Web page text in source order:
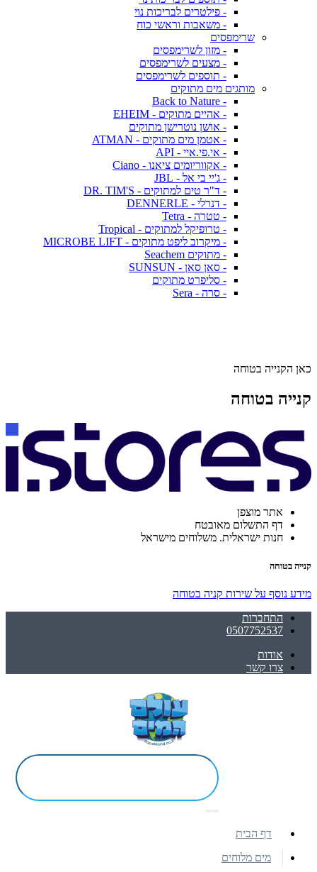
- פילטרים לבריכות נוי
- משאבות וראשי כוח
שרימפסים
- מזון לשרימפסים
- מצעים לשרימפסים
- תוספים לשרימפסים
מותגים מים מתוקים
- Back to Nature
- אהיים מתוקים - EHEIM
- אושן נוטרישן מתוקים
- אטמן מים מתוקים - ATMAN
- אי.פי.איי - API
- אקווריומים ציאנו - Ciano
- ג'יי בי אל - JBL
- ד"ר טים למתוקים - DR. TIM'S
- דנרלי - DENNERLE
- טטרה - Tetra
- טרופיקל למתוקים - Tropical
- מיקרוב ליפט מתוקים - MICROBE LIFT
- מתוקים Seachem
- סאן סאן - SUNSUN
- סליפרט מתוקים
- סרה - Sera
כאן הקנייה בטוחה
קנייה בטוחה
אתר מוצפן
דף התשלום מאובטח
חנות ישראלית. משלוחים מישראל
קנייה בטוחה
מידע נוסף על שירות קניה בטוחה
התחברות
0507752537
אודות
צרו קשר
דף הבית
מים מלוחים